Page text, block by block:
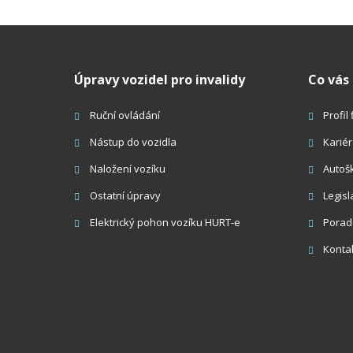
Úpravy vozidel pro invalidy
Ruční ovládání
Nástup do vozidla
Naložení vozíku
Ostatní úpravy
Elektrický pohon vozíku HURT-e
Co
Profil